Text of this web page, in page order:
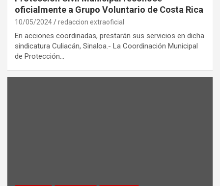
oficialmente a Grupo Voluntario de Costa Rica
10/05/2024 redaccion extraoficial
En acciones coordinadas, prestarán sus servicios en dicha
sindicatura Culiacán, Sinaloa.- La Coordinación Municipal
de Protección…